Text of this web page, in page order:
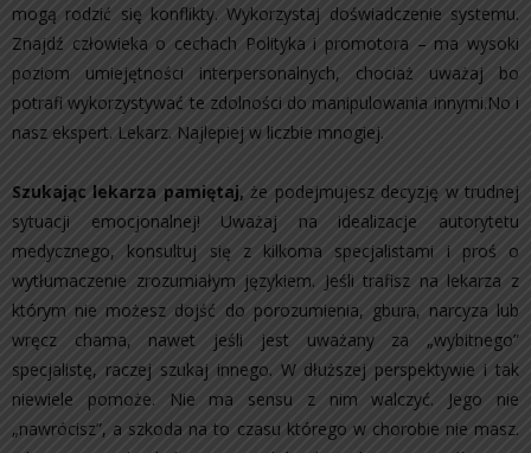
mogą rodzić się konflikty. Wykorzystaj doświadczenie systemu.
Znajdź człowieka o cechach Polityka i promotora – ma wysoki
poziom umiejętności interpersonalnych, chociaż uważaj bo
potrafi wykorzystywać te zdolności do manipulowania innymi.No i
nasz ekspert. Lekarz. Najlepiej w liczbie mnogiej.
Szukając lekarza pamiętaj, że podejmujesz decyzję w trudnej
sytuacji emocjonalnej! Uważaj na idealizacje autorytetu
medycznego, konsultuj się z kilkoma specjalistami i proś o
wytłumaczenie zrozumiałym językiem. Jeśli trafisz na lekarza z
którym nie możesz dojść do porozumienia, gbura, narcyza lub
wręcz chama, nawet jeśli jest uważany za „wybitnego”
specjalistę, raczej szukaj innego. W dłuższej perspektywie i tak
niewiele pomoże. Nie ma sensu z nim walczyć. Jego nie
„nawrócisz”, a szkoda na to czasu którego w chorobie nie masz.